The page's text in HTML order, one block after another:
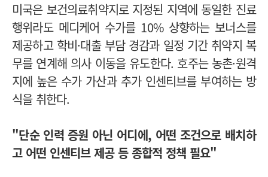
미국은 보건의료취약지로 지정된 지역에 동일한 진료
행위라도 메디케어 수가를 10% 상향하는 보너스를
제공하고 학비·대출 부담 경감과 일정 기간 취약지 복
무를 연계해 의사 이동을 유도한다. 호주는 농촌·원격
지에 높은 수가 가산과 추가 인센티브를 부여하는 방
식을 취한다.
"단순 인력 증원 아닌 어디에, 어떤 조건으로 배치하
고 어떤 인센티브 제공 등 종합적 정책 필요"